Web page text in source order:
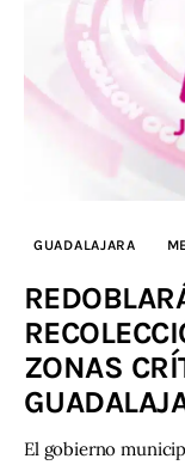
GUADALAJARA
ZONAS
El gobierno